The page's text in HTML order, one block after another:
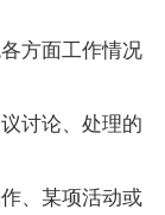
方面工作情况
讨论、处理的
、某项活动或